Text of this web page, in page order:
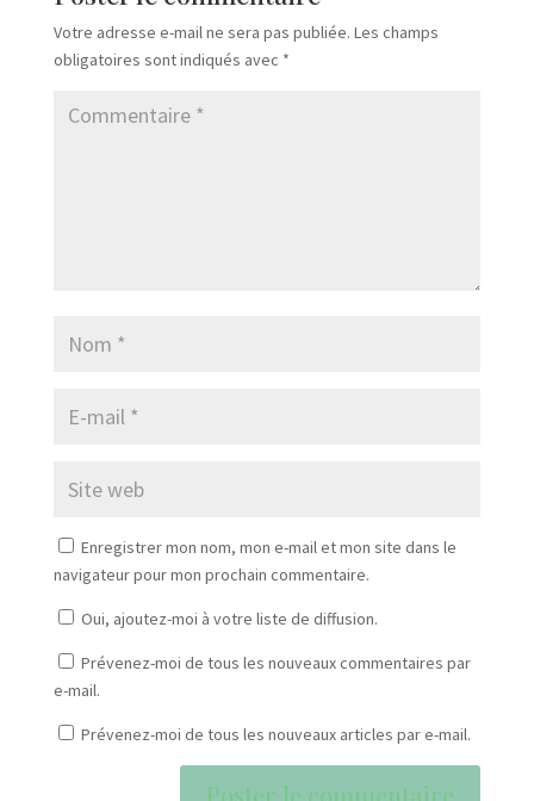
Votre adresse e-mail ne sera pas publiée. Les champs
obligatoires sont indiqués avec *
Enregistrer mon nom, mon e-mail et mon site dans le
navigateur pour mon prochain commentaire.
Oui, ajoutez-moi à votre liste de diffusion.
Prévenez-moi de tous les nouveaux commentaires par
e-mail.
Prévenez-moi de tous les nouveaux articles par e-mail.